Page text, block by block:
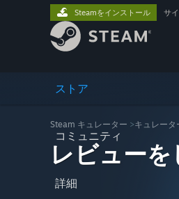
ストア
コミュニティ
詳細
Steamをインストール サ
Steam キュレーター >キュレータ
レビュー